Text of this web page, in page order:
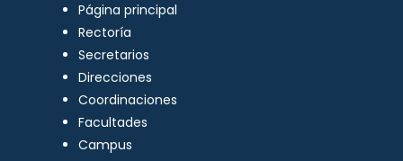
Página principal
Rectoría
Secretarios
Direcciones
Coordinaciones
Facultades
Campus